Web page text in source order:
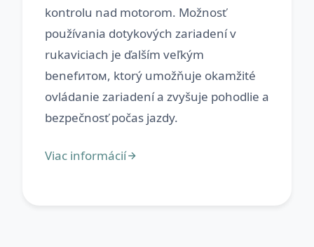
kontrolu nad motorom. Možnosť
používania dotykových zariadení v
rukaviciach je ďalším veľkým
benefитом, ktorý umožňuje okamžité
ovládanie zariadení a zvyšuje pohodlie a